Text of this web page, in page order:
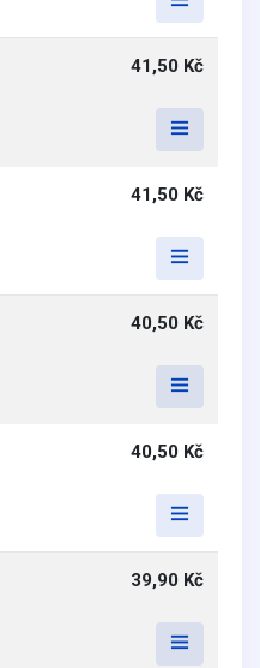
41,50 Kč
41,50 Kč
40,50 Kč
40,50 Kč
39,90 Kč